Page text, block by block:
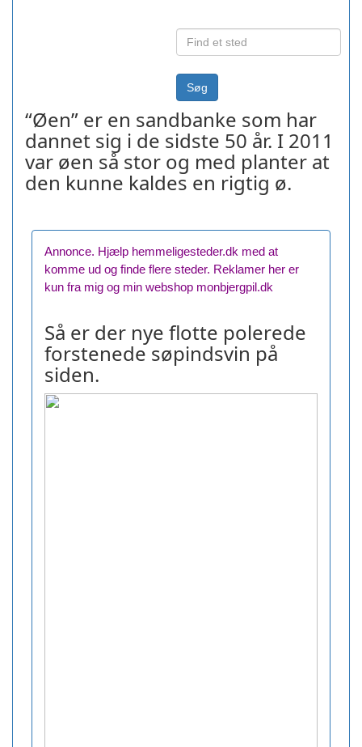
“Øen” er en sandbanke som har
dannet sig i de sidste 50 år. I 2011
var øen så stor og med planter at
den kunne kaldes en rigtig ø.
Annonce. Hjælp hemmeligesteder.dk med at
komme ud og finde flere steder. Reklamer her er
kun fra mig og min webshop monbjergpil.dk
Så er der nye flotte polerede
forstenede søpindsvin på
siden.